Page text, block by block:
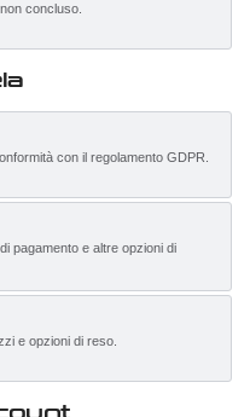
concluso.
con il regolamento GDPR.
pagamento e altre opzioni di
e opzioni di reso.